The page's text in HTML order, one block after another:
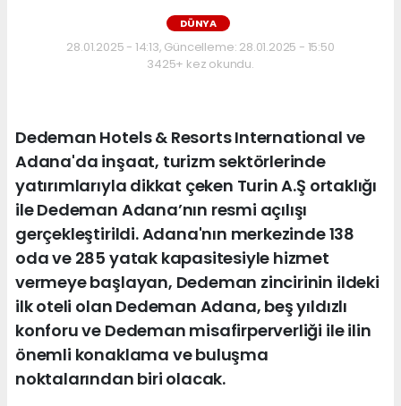
DÜNYA
28.01.2025 - 14:13, Güncelleme: 28.01.2025 - 15:50
3425+ kez okundu.
Dedeman Hotels & Resorts International ve
Adana'da inşaat, turizm sektörlerinde
yatırımlarıyla dikkat çeken Turin A.Ş ortaklığı
ile Dedeman Adana’nın resmi açılışı
gerçekleştirildi. Adana'nın merkezinde 138
oda ve 285 yatak kapasitesiyle hizmet
vermeye başlayan, Dedeman zincirinin ildeki
ilk oteli olan Dedeman Adana, beş yıldızlı
konforu ve Dedeman misafirperverliği ile ilin
önemli konaklama ve buluşma
noktalarından biri olacak.